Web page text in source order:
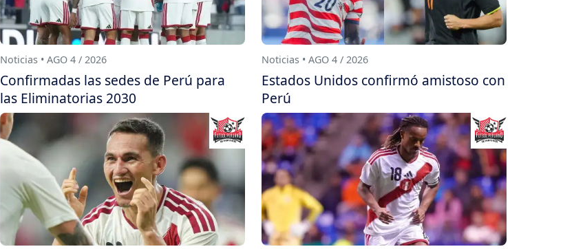
Noticias • AGO 4 / 2026
Confirmadas las sedes de Perú para
las Eliminatorias 2030
Noticias • AGO 4 / 2026
Estados Unidos confirmó amistoso con
Perú